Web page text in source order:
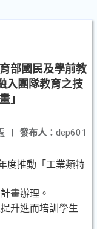
部國民及學前教
入團隊教育之技
」
發布人： dep601
|
度推動「工業類特
畫辦理。
升進而培訓學生